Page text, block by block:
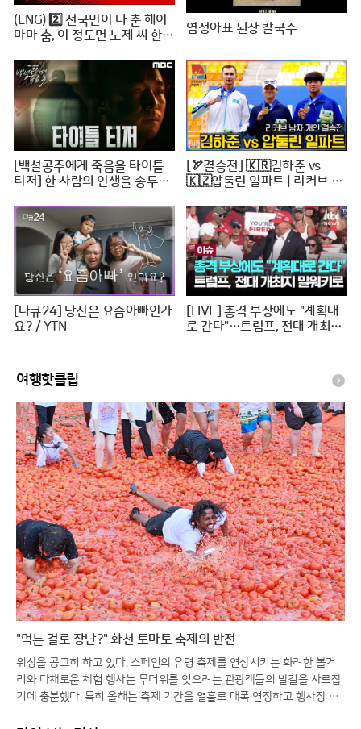
(ENG) 2️⃣ 전국민이 다 춘 헤이
마마 춤, 이 정도면 노제 씨 한강
지? (순수한 궁금증) / [문명특
급 EP.222-2]
염정아표 된장 칼국수
[백설공주에게 죽음을 타이틀
티저] 한 사람의 인생을 송두리
0816 방송
[🏹결승전] 🇰🇷김하준 vs
🇰🇿압둘린 일파트 | 리커브 남
3차 양궁대회]
[다큐24] 당신은 요즘아빠인가
요? / YTN
[LIVE] 총격 부상에도 "계획대
로 간다"…트럼프, 전대 개최지
여행핫클립
"먹는 걸로 장난?" 화천 토마토 축제의 반전
위상을 공고히 하고 있다. 스페인의 유명 축제를 연상시키는 화려한 볼거
리와 다채로운 체험 행사는 무더위를 잊으려는 관광객들의 발길을 사로잡
기에 충분했다. 특히 올해는 축제 기간을 열흘로 대폭 연장하고 행사장 공